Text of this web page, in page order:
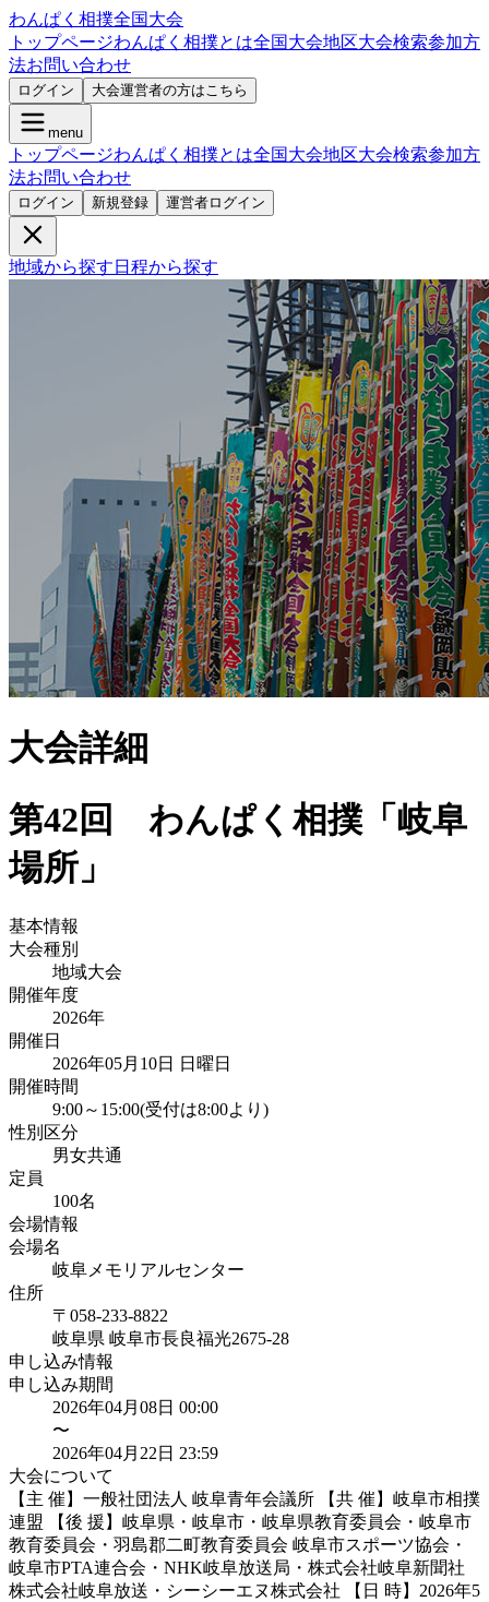
わんぱく相撲全国大会
トップページわんぱく相撲とは全国大会地区大会検索参加方
法お問い合わせ
ログイン 大会運営者の方はこちら
menu
トップページわんぱく相撲とは全国大会地区大会検索参加方
法お問い合わせ
ログイン 新規登録 運営者ログイン
地域から探す 日程から探す
大会詳細
第42回 わんぱく相撲「岐阜
場所」
基本情報
大会種別
地域大会
開催年度
2026年
開催日
2026年05月10日 日曜日
開催時間
9:00～15:00(受付は8:00より)
性別区分
男女共通
定員
100名
会場情報
会場名
岐阜メモリアルセンター
住所
〒058-233-8822
岐阜県 岐阜市長良福光2675-28
申し込み情報
申し込み期間
2026年04月08日 00:00
〜
2026年04月22日 23:59
大会について
【主 催】一般社団法人 岐阜青年会議所 【共 催】岐阜市相撲
連盟 【後 援】岐阜県・岐阜市・岐阜県教育委員会・岐阜市
教育委員会・羽島郡二町教育委員会 岐阜市スポーツ協会・
岐阜市PTA連合会・NHK岐阜放送局・株式会社岐阜新聞社
株式会社岐阜放送・シーシーエヌ株式会社 【日 時】2026年5